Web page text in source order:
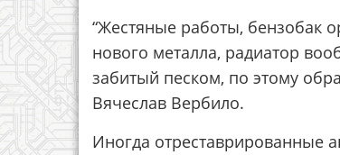
“Жестяные работы, бензобак
нового металла, радиатор
забитый песком, по этому
Вячеслав Вербило.
Иногда отреставрированные